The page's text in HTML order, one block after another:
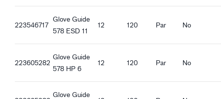
223546717
Glove Guide
578 ESD 11
12 120 Par No
223605282
Glove Guide
578 HP 6
12 120 Par No
Glove Guide